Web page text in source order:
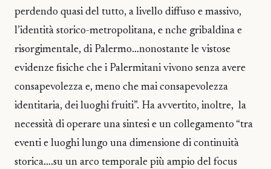
perdendo quasi del tutto, a livello diffuso e massivo,
l’identità storico-metropolitana, e nche gribaldina e
risorgimentale, di Palermo…nonostante le vistose
evidenze fisiche che i Palermitani vivono senza avere
consapevolezza e, meno che mai consapevolezza
identitaria, dei luoghi fruiti”. Ha avvertito, inoltre, la
necessità di operare una sintesi e un collegamento “tra
eventi e luoghi lungo una dimensione di continuità
storica….su un arco temporale più ampio del focus